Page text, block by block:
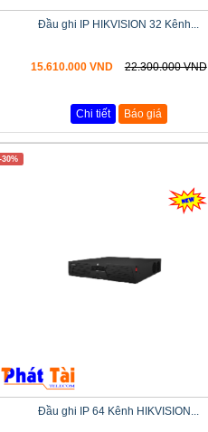
Đầu ghi IP HIKVISION 32 Kênh...
15.610.000 VND 22.300.000 VND
Chi tiết Báo giá
-30%
Đầu ghi IP 64 Kênh HIKVISION...